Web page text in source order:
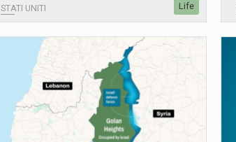
STATI UNITI Life